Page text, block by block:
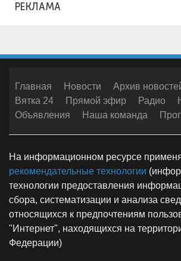
РЕКЛАМА
Главная Новости Архив
Вятка 24
Прямой эфир Радио
Объявления
Наша команда
На информационном ресурсе
рекомендательные технологии
технологии предоставления
сбора, систематизации и анализа
относящихся к предпочтениям
"Интернет", находящихся на
Федерации)